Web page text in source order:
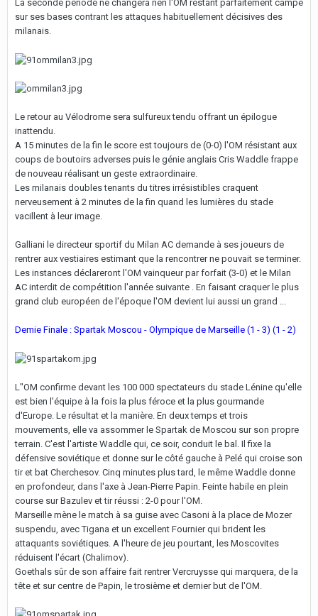
La seconde période ne changera rien l'OM restant parfaitement campé
sur ses bases contrant les attaques habituellement décisives des
milanais.
Le retour au Vélodrome sera sulfureux tendu offrant un épilogue
inattendu.
A 15 minutes de la fin le score est toujours de (0-0) l'OM résistant aux
coups de boutoirs adverses puis le génie anglais Cris Waddle frappe
de nouveau réalisant un geste extraordinaire.
Les milanais doubles tenants du titres irrésistibles craquent
nerveusement à 2 minutes de la fin quand les lumières du stade
vacillent à leur image.
Galliani le directeur sportif du Milan AC demande à ses joueurs de
rentrer aux vestiaires estimant que la rencontrer ne pouvait se terminer.
Les instances déclareront l'OM vainqueur par forfait (3-0) et le Milan
AC interdit de compétition l'année suivante . En faisant craquer le plus
grand club européen de l'époque l'OM devient lui aussi un grand ...
Demie Finale : Spartak Moscou - Olympique de Marseille (1 - 3) (1 - 2)
L"OM confirme devant les 100 000 spectateurs du stade Lénine qu'elle
est bien l'équipe à la fois la plus féroce et la plus gourmande
d'Europe. Le résultat et la manière. En deux temps et trois
mouvements, elle va assommer le Spartak de Moscou sur son propre
terrain. C'est l'artiste Waddle qui, ce soir, conduit le bal. Il fixe la
défensive soviétique et donne sur le côté gauche à Pelé qui croise son
tir et bat Cherchesov. Cinq minutes plus tard, le même Waddle donne
en profondeur, dans l'axe à Jean-Pierre Papin. Feinte habile en plein
course sur Bazulev et tir réussi : 2-0 pour l'OM.
Marseille mène le match à sa guise avec Casoni à la place de Mozer
suspendu, avec Tigana et un excellent Fournier qui brident les
attaquants soviétiques. A l'heure de jeu pourtant, les Moscovites
réduisent l'écart (Chalimov).
Goethals sûr de son affaire fait rentrer Vercruysse qui marquera, de la
tête et sur centre de Papin, le trosième et dernier but de l'OM.